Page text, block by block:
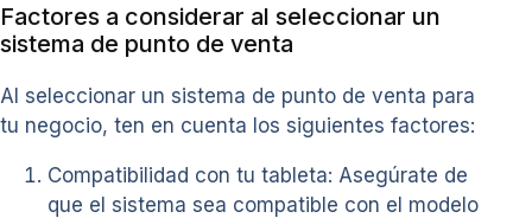
Factores a considerar al seleccionar un
sistema de punto de venta
Al seleccionar un sistema de punto de venta para
tu negocio, ten en cuenta los siguientes factores:
Compatibilidad con tu tableta: Asegúrate de
que el sistema sea compatible con el modelo